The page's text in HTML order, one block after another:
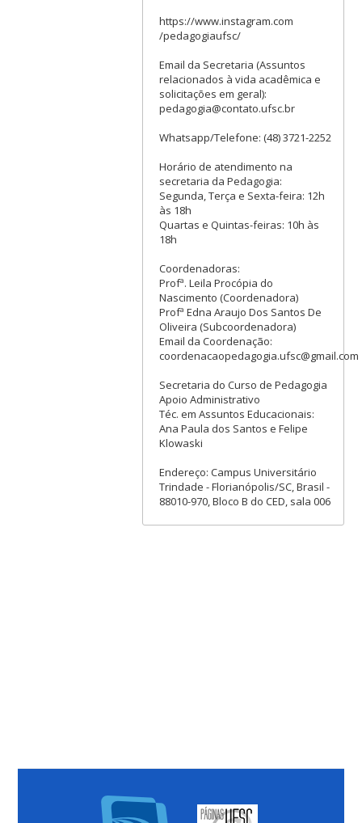
https://www.instagram.com
/pedagogiaufsc/
Email da Secretaria (Assuntos
relacionados à vida acadêmica e
solicitações em geral):
pedagogia@contato.ufsc.br
Whatsapp/Telefone: (48) 3721-2252
Horário de atendimento na
secretaria da Pedagogia:
Segunda, Terça e Sexta-feira: 12h
às 18h
Quartas e Quintas-feiras: 10h às
18h
Coordenadoras:
Profª. Leila Procópia do
Nascimento (Coordenadora)
Profª Edna Araujo Dos Santos De
Oliveira (Subcoordenadora)
Email da Coordenação:
coordenacaopedagogia.ufsc@gmail.com
Secretaria do Curso de Pedagogia
Apoio Administrativo
Téc. em Assuntos Educacionais:
Ana Paula dos Santos e Felipe
Klowaski
Endereço: Campus Universitário
Trindade - Florianópolis/SC, Brasil -
88010-970, Bloco B do CED, sala 006